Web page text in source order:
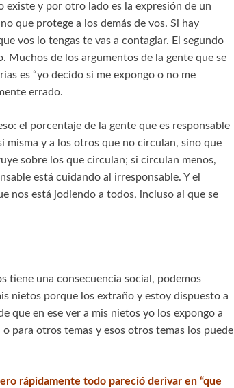
existe y por otro lado es la expresión de un
que protege a los demás de vos. Si hay
vos lo tengas te vas a contagiar. El segundo
de los argumentos de la gente que se
es “yo decido si me expongo o no me
errado.
el porcentaje de la gente que es responsable
misma y a los otros que no circulan, sino que
sobre los que circulan; si circulan menos,
está cuidando al irresponsable. Y el
nos está jodiendo a todos, incluso al que se
tiene una consecuencia social, podemos
nietos porque los extraño y estoy dispuesto a
que en ese ver a mis nietos yo los expongo a
para otros temas y esos otros temas los puede
rápidamente todo pareció derivar en “que